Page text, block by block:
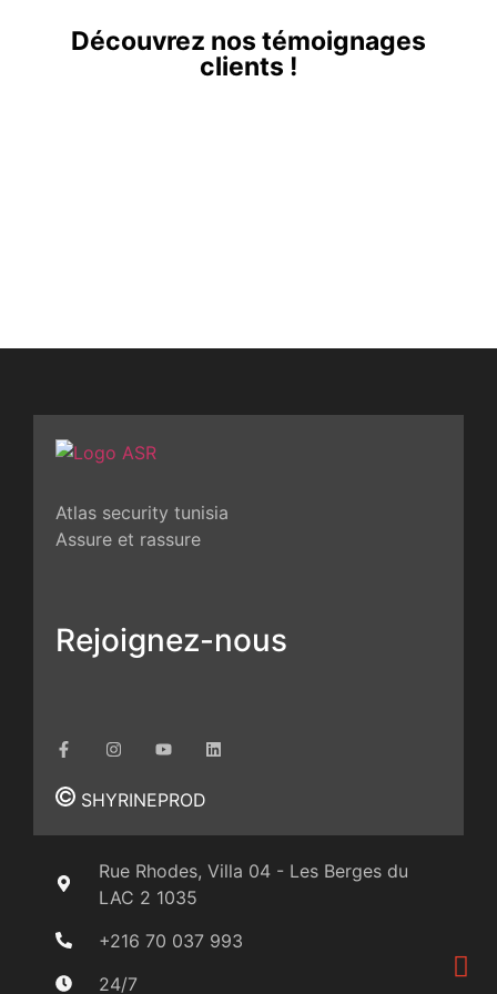
Découvrez nos témoignages
clients !
Atlas security tunisia
Assure et rassure
Rejoignez-nous
SHYRINEPROD
Rue Rhodes, Villa 04 - Les Berges du
LAC 2 1035
+216 70 037 993
24/7